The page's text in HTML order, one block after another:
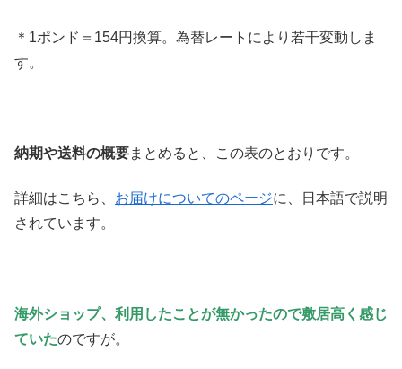
＊1ポンド＝154円換算。為替レートにより若干変動しま
す。
納期や送料の概要まとめると、この表のとおりです。
詳細はこちら、 お届けについてのページに、日本語で説明
されています。
海外ショップ、利用したことが無かったので敷居高く感じ
ていたのですが。